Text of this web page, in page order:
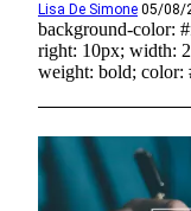
Lisa De Simone 05/08/
background-color:
right: 10px; width:
weight: bold; color: